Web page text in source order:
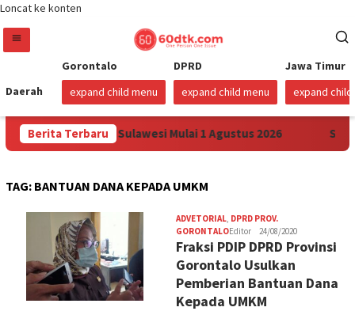
Loncat ke konten
Daerah
Gorontalo
expand child menu
DPRD
expand child menu
Jawa Timur
expand child
Berita Terbaru
Harga Pertamax di Sulawesi Mulai 1 Agustus 2026
TAG: BANTUAN DANA KEPADA UMKM
ADVETORIAL, DPRD PROV.
GORONTALOEditor 24/08/2020
Fraksi PDIP DPRD Provinsi
Gorontalo Usulkan
Pemberian Bantuan Dana
Kepada UMKM